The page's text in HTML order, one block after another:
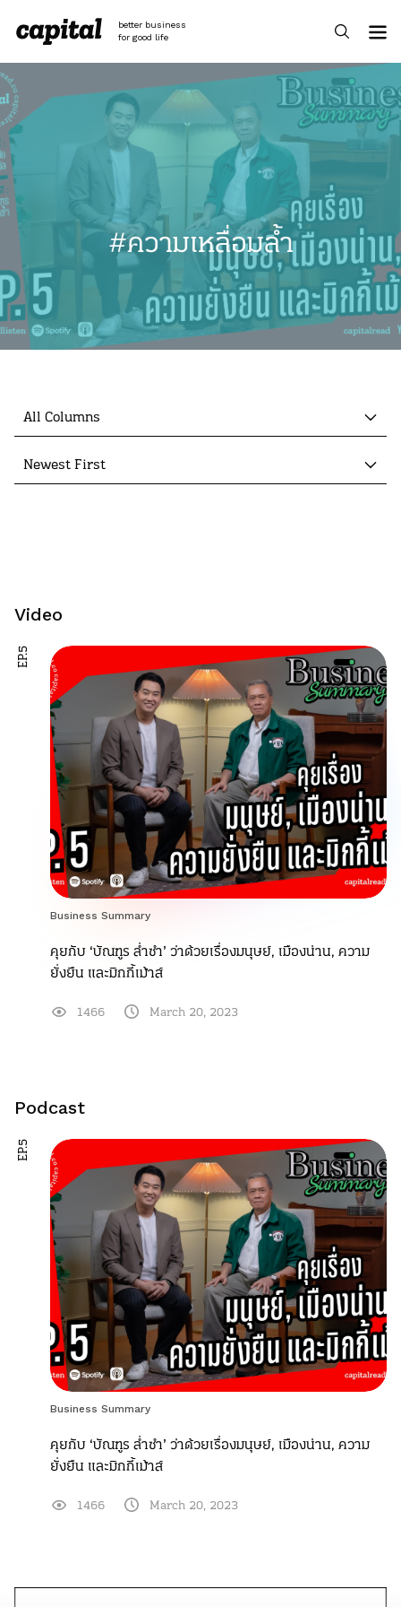
content
better business
for good life
#ความเหลื่อมล้ำ
All Columns
Newest First
Video
Business Summary
คุยกับ ‘บัณฑูร ล่ำซำ’ ว่าด้วยเรื่องมนุษย์, เมืองน่าน, ความ
ยั่งยืน และมิกกี้เม้าส์
EP.5
1466 March 20, 2023
Podcast
Business Summary
คุยกับ ‘บัณฑูร ล่ำซำ’ ว่าด้วยเรื่องมนุษย์, เมืองน่าน, ความ
ยั่งยืน และมิกกี้เม้าส์
EP.5
1466 March 20, 2023